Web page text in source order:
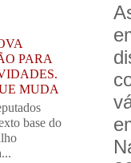
PARA
MUDA
base do